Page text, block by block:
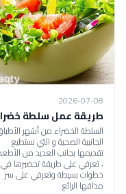
2026-07-08
طريقة عمل سلطة
السلطة الخضراء من أشهر
الجانبية الصحية و التي نستطيع
تقديمها بجانب العديد من
، تعرفي على طريقة تحضيرها في
خطوات بسيطة وتعرفي على سر
مذاقها الرائع